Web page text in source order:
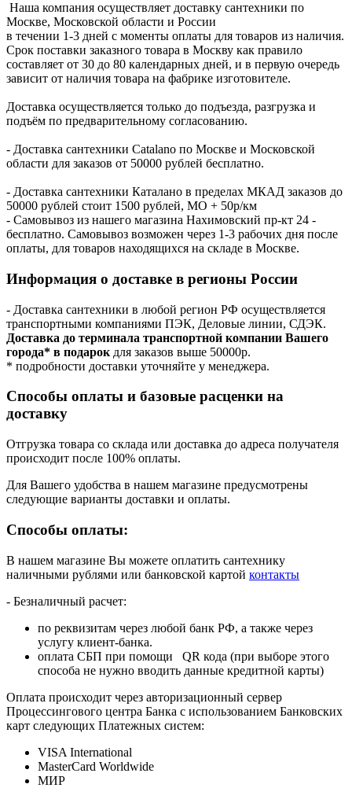
Наша компания осуществляет доставку сантехники по
Москве, Московской области и России
в течении 1-3 дней с моменты оплаты для товаров из наличия.
Срок поставки заказного товара в Москву как правило
составляет от 30 до 80 календарных дней, и в первую очередь
зависит от наличия товара на фабрике изготовителе.
Доставка осуществляется только до подъезда, разгрузка и
подъём по предварительному согласованию.
- Доставка сантехники Catalano по Москве и Московской
области для заказов от 50000 рублей бесплатно.
- Доставка сантехники Каталано в пределах МКАД заказов до
50000 рублей стоит 1500 рублей, МО + 50р/км
- Самовывоз из нашего магазина Нахимовский пр-кт 24 -
бесплатно. Самовывоз возможен через 1-3 рабочих дня после
оплаты, для товаров находящихся на складе в Москве.
Информация о доставке в регионы России
- Доставка сантехники в любой регион РФ осуществляется
транспортными компаниями ПЭК, Деловые линии, СДЭК.
Доставка до терминала транспортной компании Вашего
города* в подарок для заказов выше 50000р.
* подробности доставки уточняйте у менеджера.
Способы оплаты и базовые расценки на
доставку
Отгрузка товара со склада или доставка до адреса получателя
происходит после 100% оплаты.
Для Вашего удобства в нашем магазине предусмотрены
следующие варианты доставки и оплаты.
Способы оплаты:
В нашем магазине Вы можете оплатить сантехнику
наличными рублями или банковской картой контакты
- Безналичный расчет:
по реквизитам через любой банк РФ, а также через
услугу клиент-банка.
оплата СБП при помощи QR кода (при выборе этого
способа не нужно вводить данные кредитной карты)
Оплата происходит через авторизационный сервер
Процессингового центра Банка с использованием Банковских
карт следующих Платежных систем:
VISA International
MasterCard Worldwide
МИР